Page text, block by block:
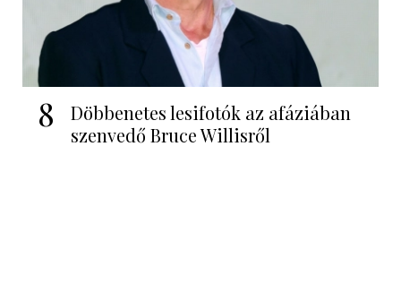
8
Döbbenetes lesifotók az afáziában
szenvedő Bruce Willisről